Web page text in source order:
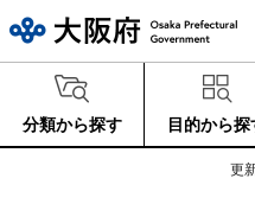
分類から探す 目的から探
更